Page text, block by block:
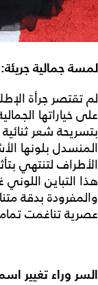
لمسة جمالية
لم تقتصر جرأة
على خياراتها
بتسريحة شعر
المنسدل بلونها
الأطراف لتنتهي
هذا التباين
والمفرودة بدقة
عصرية تناغمت
السر وراء تغيير